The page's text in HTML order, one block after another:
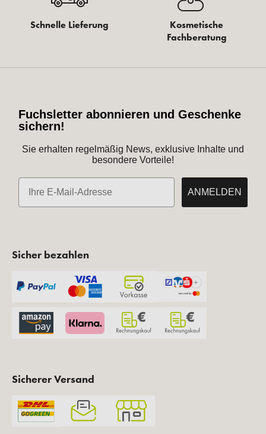
Schnelle Lieferung
Kosmetische
Fachberatung
Fuchsletter abonnieren und Geschenke
sichern!
Sie erhalten regelmäßig News, exklusive Inhalte und
besondere Vorteile!
E-Mail
ANMELDEN
Sicher bezahlen
Sicherer Versand